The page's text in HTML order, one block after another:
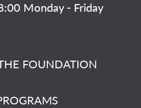
FOUNDATION
Monday - Friday